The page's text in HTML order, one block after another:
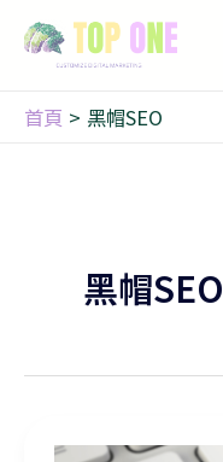
首頁 黑帽SEO
黑帽SEO
如何有效提升您的網站在Google搜尋的曝光率？
尋